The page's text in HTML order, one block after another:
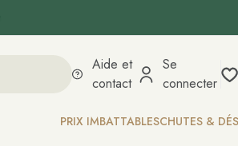
Aide et
contact
Se
connecter
PRIX IMBATTABLESCHUTES &